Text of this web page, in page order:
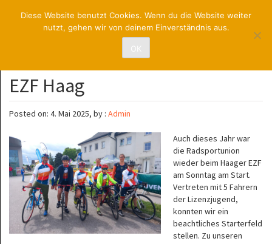
RadsportUNION
St. Pölten
EZF Haag
Posted on: 4. Mai 2025, by : Admin
Auch dieses Jahr war
die Radsportunion
wieder beim Haager EZF
am Sonntag am Start.
Vertreten mit 5 Fahrern
der Lizenzjugend,
konnten wir ein
beachtliches Starterfeld
stellen. Zu unseren
Diese Website benutzt Cookies. Wenn du die Website weiter
nutzt, gehen wir von deinem Einverständnis aus.
OK